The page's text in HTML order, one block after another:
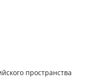
пространства